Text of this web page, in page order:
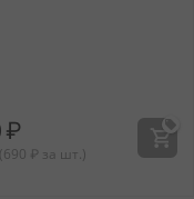
₽
690 ₽ за шт.)